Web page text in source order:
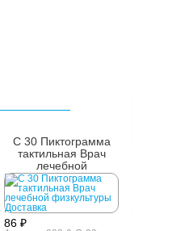
С 30 Пиктограмма
тактильная Врач
лечебной
физкультуры
86 ₽